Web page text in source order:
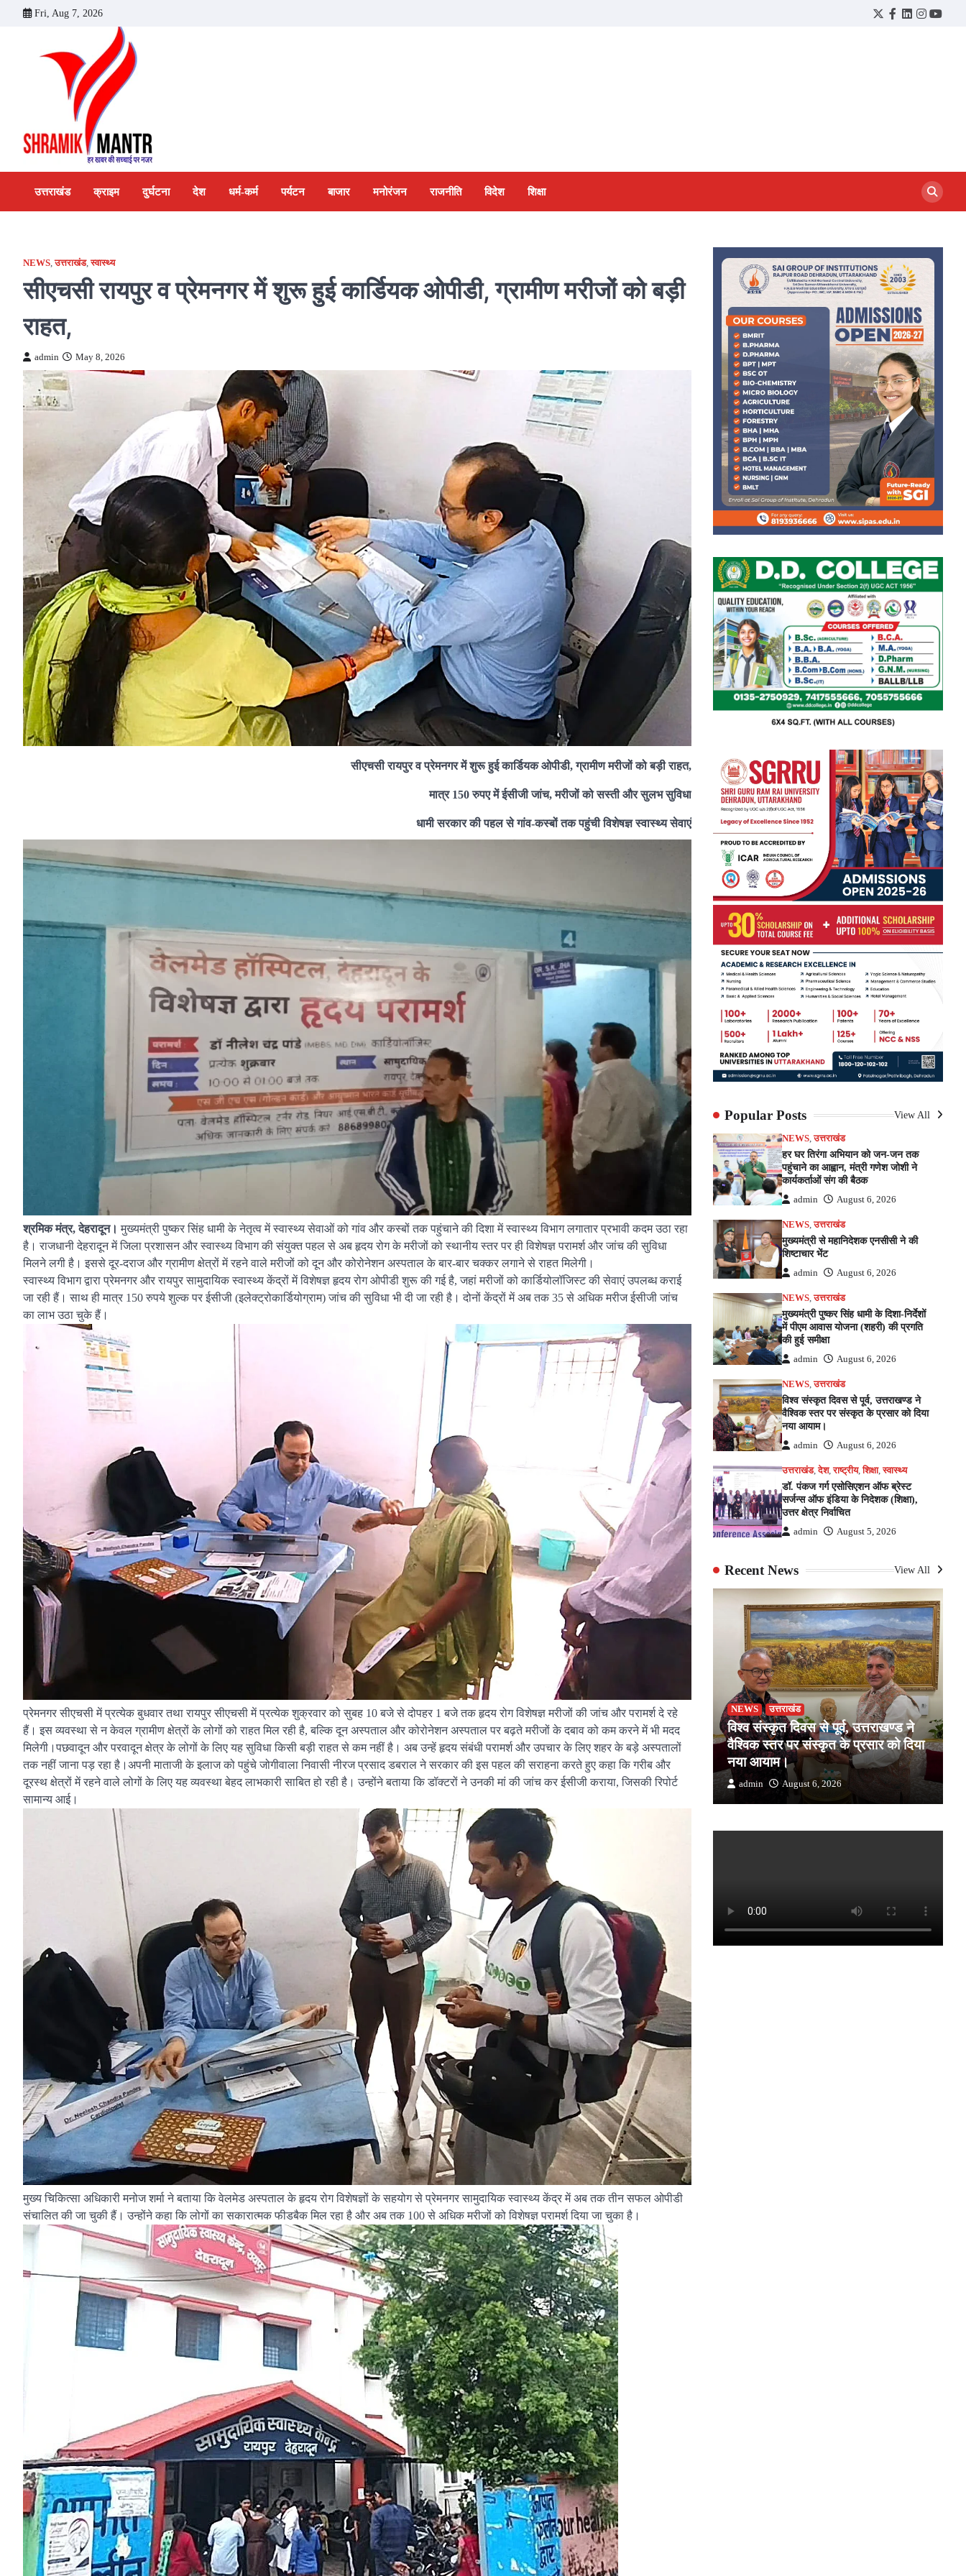
Fri, Aug 7, 2026
Twitter
Facebook
LinkedIn
Instagram
उत्तराखंड क्राइम दुर्घटना देश धर्म-कर्म पर्यटन बाजार मनोरंजन राजनीति विदेश शिक्षा
NEWS,उत्तराखंड,स्वास्थ्य
सीएचसी रायपुर व प्रेमनगर में शुरू हुई कार्डियक ओपीडी, ग्रामीण मरीजों को बड़ी
राहत,
admin May 8, 2026
सीएचसी रायपुर व प्रेमनगर में शुरू हुई कार्डियक ओपीडी, ग्रामीण मरीजों को बड़ी राहत,
मात्र 150 रुपए में ईसीजी जांच, मरीजों को सस्ती और सुलभ सुविधा
धामी सरकार की पहल से गांव-कस्बों तक पहुंची विशेषज्ञ स्वास्थ्य सेवाएं
श्रमिक मंत्र, देहरादून।मुख्यमंत्री पुष्कर सिंह धामी के नेतृत्व में स्वास्थ्य सेवाओं को गांव और कस्बों तक पहुंचाने की दिशा में स्वास्थ्य विभाग लगातार प्रभावी कदम उठा रहा
है। राजधानी देहरादून में जिला प्रशासन और स्वास्थ्य विभाग की संयुक्त पहल से अब हृदय रोग के मरीजों को स्थानीय स्तर पर ही विशेषज्ञ परामर्श और जांच की सुविधा
मिलने लगी है। इससे दूर-दराज और ग्रामीण क्षेत्रों में रहने वाले मरीजों को दून और कोरोनेशन अस्पताल के बार-बार चक्कर लगाने से राहत मिलेगी।
स्वास्थ्य विभाग द्वारा प्रेमनगर और रायपुर सामुदायिक स्वास्थ्य केंद्रों में विशेषज्ञ हृदय रोग ओपीडी शुरू की गई है, जहां मरीजों को कार्डियोलॉजिस्ट की सेवाएं उपलब्ध कराई
जा रही हैं। साथ ही मात्र 150 रुपये शुल्क पर ईसीजी (इलेक्ट्रोकार्डियोग्राम) जांच की सुविधा भी दी जा रही है। दोनों केंद्रों में अब तक 35 से अधिक मरीज ईसीजी जांच
का लाभ उठा चुके हैं।
प्रेमनगर सीएचसी में प्रत्येक बुधवार तथा रायपुर सीएचसी में प्रत्येक शुक्रवार को सुबह 10 बजे से दोपहर 1 बजे तक हृदय रोग विशेषज्ञ मरीजों की जांच और परामर्श दे रहे
हैं। इस व्यवस्था से न केवल ग्रामीण क्षेत्रों के लोगों को राहत मिल रही है, बल्कि दून अस्पताल और कोरोनेशन अस्पताल पर बढ़ते मरीजों के दबाव को कम करने में भी मदद
मिलेगी।पछवादून और परवादून क्षेत्र के लोगों के लिए यह सुविधा किसी बड़ी राहत से कम नहीं है। अब उन्हें हृदय संबंधी परामर्श और उपचार के लिए शहर के बड़े अस्पतालों
तक नहीं जाना पड़ रहा है।अपनी माताजी के इलाज को पहुंचे जोगीवाला निवासी नीरज प्रसाद डबराल ने सरकार की इस पहल की सराहना करते हुए कहा कि गरीब और
दूरस्थ क्षेत्रों में रहने वाले लोगों के लिए यह व्यवस्था बेहद लाभकारी साबित हो रही है। उन्होंने बताया कि डॉक्टरों ने उनकी मां की जांच कर ईसीजी कराया, जिसकी रिपोर्ट
सामान्य आई।
मुख्य चिकित्सा अधिकारी मनोज शर्मा ने बताया कि वेलमेड अस्पताल के हृदय रोग विशेषज्ञों के सहयोग से प्रेमनगर सामुदायिक स्वास्थ्य केंद्र में अब तक तीन सफल ओपीडी
संचालित की जा चुकी हैं। उन्होंने कहा कि लोगों का सकारात्मक फीडबैक मिल रहा है और अब तक 100 से अधिक मरीजों को विशेषज्ञ परामर्श दिया जा चुका है।
Popular Posts View All
NEWS,उत्तराखंड
हर घर तिरंगा अभियान को जन-जन तक
पहुंचाने का आह्वान, मंत्री गणेश जोशी ने
कार्यकर्ताओं संग की बैठक
admin August 6, 2026
NEWS,उत्तराखंड
मुख्यमंत्री से महानिदेशक एनसीसी ने की
शिष्टाचार भेंट
admin August 6, 2026
NEWS,उत्तराखंड
मुख्यमंत्री पुष्कर सिंह धामी के दिशा-निर्देशों
में पीएम आवास योजना (शहरी) की प्रगति
की हुई समीक्षा
admin August 6, 2026
NEWS,उत्तराखंड
विश्व संस्कृत दिवस से पूर्व, उत्तराखण्ड ने
वैश्विक स्तर पर संस्कृत के प्रसार को दिया
नया आयाम।
admin August 6, 2026
उत्तराखंड,देश,राष्ट्रीय,शिक्षा,स्वास्थ्य
डॉ. पंकज गर्ग एसोसिएशन ऑफ ब्रेस्ट
सर्जन्स ऑफ इंडिया के निदेशक (शिक्षा),
उत्तर क्षेत्र निर्वाचित
admin August 5, 2026
Recent News View All
NEWS उत्तराखंड
जनसुनवाई में कृषि मंत्री गणेश जोशी ने
सुनीं लोगों की समस्याएं, युवा किसान की
सफलता को बताया प्रेरणादायक
admin August 5, 2026
NEWS उत्तराखंड
विश्व संस्कृत दिवस से पूर्व, उत्तराखण्ड ने
वैश्विक स्तर पर संस्कृत के प्रसार को दिया
नया आयाम।
admin August 6, 2026